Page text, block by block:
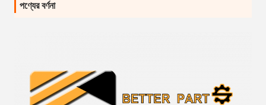
পণ্যের বর্ণনা